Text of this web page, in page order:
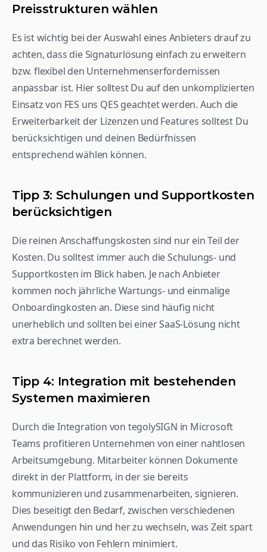
Preisstrukturen wählen
Es ist wichtig bei der Auswahl eines Anbieters drauf zu
achten, dass die Signaturlösung einfach zu erweitern
bzw. flexibel den Unternehmenserfordernissen
anpassbar ist. Hier solltest Du auf den unkomplizierten
Einsatz von FES uns QES geachtet werden. Auch die
Erweiterbarkeit der Lizenzen und Features solltest Du
berücksichtigen und deinen Bedürfnissen
entsprechend wählen können.
Tipp 3: Schulungen und Supportkosten
berücksichtigen
Die reinen Anschaffungskosten sind nur ein Teil der
Kosten. Du solltest immer auch die Schulungs- und
Supportkosten im Blick haben. Je nach Anbieter
kommen noch jährliche Wartungs- und einmalige
Onboardingkosten an. Diese sind häufig nicht
unerheblich und sollten bei einer SaaS-Lösung nicht
extra berechnet werden.
Tipp 4: Integration mit bestehenden
Systemen maximieren
Durch die Integration von tegolySIGN in Microsoft
Teams profitieren Unternehmen von einer nahtlosen
Arbeitsumgebung. Mitarbeiter können Dokumente
direkt in der Plattform, in der sie bereits
kommunizieren und zusammenarbeiten, signieren.
Dies beseitigt den Bedarf, zwischen verschiedenen
Anwendungen hin und her zu wechseln, was Zeit spart
und das Risiko von Fehlern minimiert.